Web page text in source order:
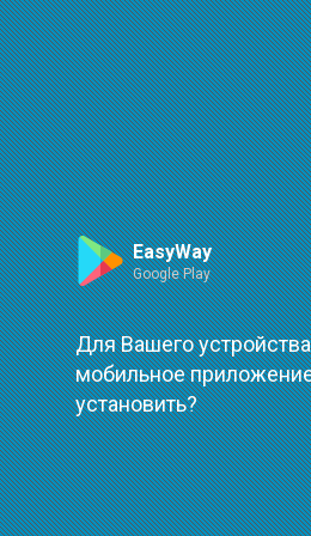
Маршрут
Произошла ошибка
Leaflet| ©
EasyWay
Google Play
Для Вашего
мобильное
установить?